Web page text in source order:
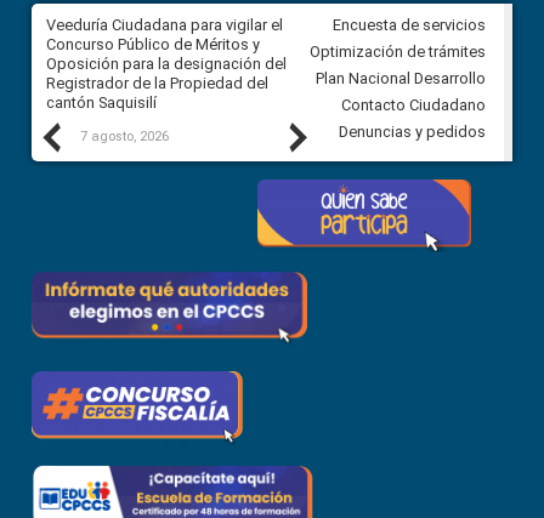
Previous
Veeduría Ciudadana para vigilar el
Concurso Público de Méritos y
Oposición para la designación del
Registrador de la Propiedad del
cantón Saquisilí
7 agosto, 2026
Veeduría Ciudadana para
construcción del asfaltado de
Ballenita del cantón Santa
7 agosto, 2026
Next
Encuesta de servicios
Optimización de trámites
Plan Nacional Desarrollo
Contacto Ciudadano
Denuncias y pedidos